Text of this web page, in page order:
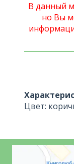
В данный
но Вы
Цвет: